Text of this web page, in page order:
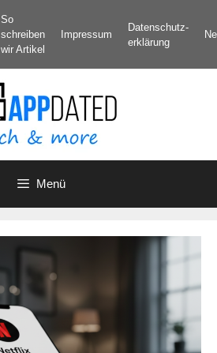
So
schreiben
wir Artikel
Impressum
Datenschutz­
erklärung
Menü